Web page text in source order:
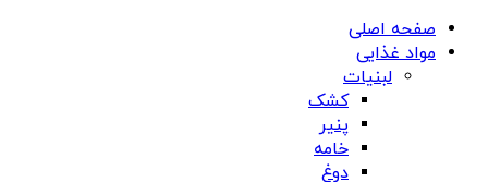
صفحه اصلی
مواد غذایی
لبنیات
کشک
پنیر
خامه
دوغ